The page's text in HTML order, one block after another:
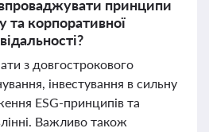
принципи
та корпоративної
з довгострокового
інвестування в сильну
ESG-принципів та
Важливо також